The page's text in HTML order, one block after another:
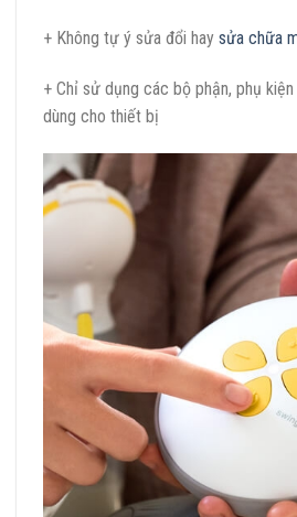
+ Không tự ý sửa đổi hay sửa chữa
+ Chỉ sử dụng các bộ phận, phụ
dùng cho thiết bị